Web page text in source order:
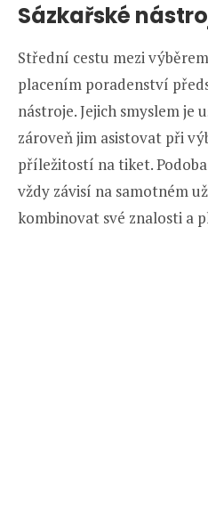
Sázkařské
Střední cestu mezi
placením poradenství
nástroje. Jejich smyslem je
zároveň jim asistovat při
příležitostí na tiket.
vždy závisí na samotném
kombinovat své znalosti a